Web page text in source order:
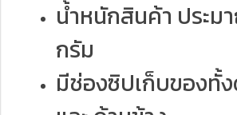
น้ำหนักสินค้า ประม
กรัม
มีช่องซิปเก็บของทั้